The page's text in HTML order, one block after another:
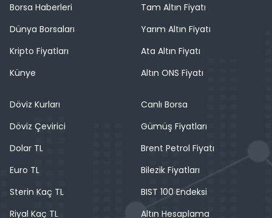
Borsa Haberleri
Dünya Borsaları
Kripto Fiyatları
Künye
Tam Altın Fiyatı
Yarım Altın Fiyatı
Ata Altın Fiyatı
Altın ONS Fiyatı
Döviz Kurları
Döviz Çevirici
Dolar TL
Euro TL
Sterin Kaç TL
Riyal Kaç TL
Canlı Borsa
Gümüş Fiyatları
Brent Petrol Fiyatı
Bilezik Fiyatları
BIST 100 Endeksi
Altın Hesaplama